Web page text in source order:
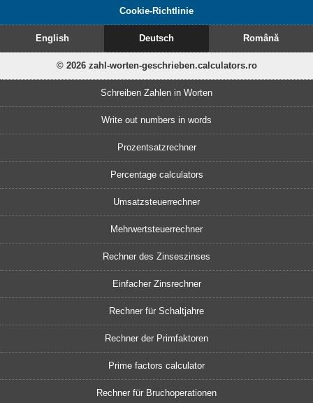
Cookie-Richtlinie
English Deutsch Română
© 2026 zahl-worten-geschrieben.calculators.ro
Schreiben Zahlen in Worten
Write out numbers in words
Prozentsatzrechner
Percentage calculators
Umsatzsteuerrechner
Mehrwertsteuerrechner
Rechner des Zinseszinses
Einfacher Zinsrechner
Rechner für Schaltjahre
Rechner der Primfaktoren
Prime factors calculator
Rechner für Bruchoperationen